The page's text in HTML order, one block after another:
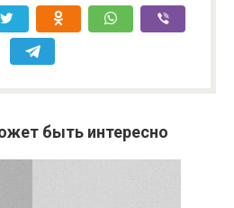
быть интересно